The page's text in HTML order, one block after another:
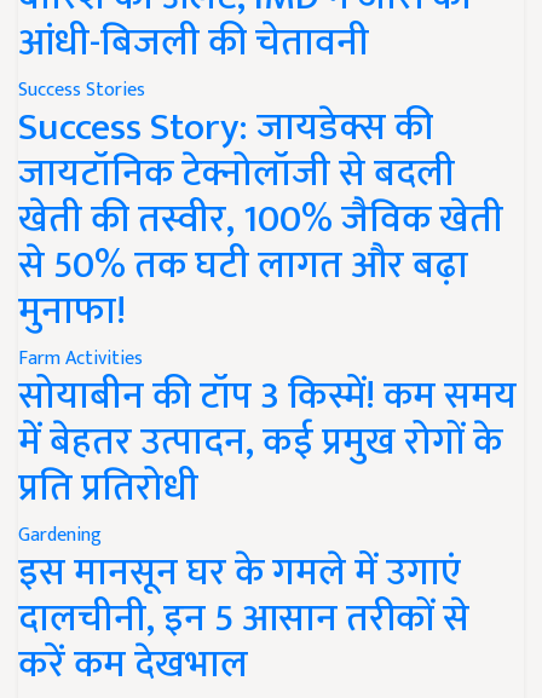
आंधी-बिजली की चेतावनी
Success Stories
Success Story: जायडेक्स की
जायटॉनिक टेक्नोलॉजी से बदली
खेती की तस्वीर, 100% जैविक खेती
से 50% तक घटी लागत और बढ़ा
मुनाफा!
Farm Activities
सोयाबीन की टॉप 3 किस्में! कम समय
में बेहतर उत्पादन, कई प्रमुख रोगों के
प्रति प्रतिरोधी
Gardening
इस मानसून घर के गमले में उगाएं
दालचीनी, इन 5 आसान तरीकों से
करें कम देखभाल